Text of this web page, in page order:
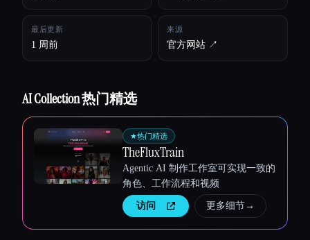
最后更新
1 周前
来源
官方网站 ↗︎
AI Collection 热门精选
★热门精选
TheFluxTrain
Agentic AI 制作工作室可实现一致的
角色、工作流程和视频
访问 更多细节→